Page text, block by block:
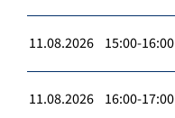
11.08.2026 15:00-16:00
11.08.2026 16:00-17:00